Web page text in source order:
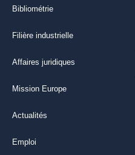
Bibliométrie
Filière industrielle
Affaires juridiques
Mission Europe
Actualités
Emploi